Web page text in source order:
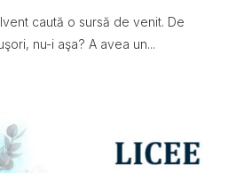
caută o sursă de venit. De
nu-i aşa? A avea un...